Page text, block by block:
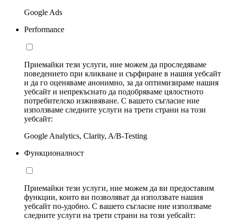
Google Ads
Performance
Приемайки тези услуги, ние можем да проследяваме
поведението при кликване и сърфиране в нашия уебсайт
и да го оценяваме анонимно, за да оптимизираме нашия
уебсайт и непрекъснато да подобряваме цялостното
потребителско изживяване. С вашето съгласие ние
използваме следните услуги на трети страни на този
уебсайт:
Google Analytics, Clarity, A/B-Testing
Функционалност
Приемайки тези услуги, ние можем да ви предоставим
функции, които ви позволяват да използвате нашия
уебсайт по-удобно. С вашето съгласие ние използваме
следните услуги на трети страни на този уебсайт: